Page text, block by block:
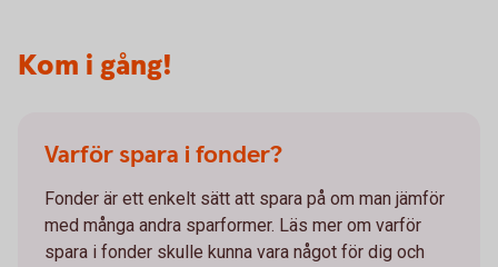
Kom i gång!
Varför spara i fonder?
Fonder är ett enkelt sätt att spara på om man jämför
med många andra sparformer. Läs mer om varför
spara i fonder skulle kunna vara något för dig och